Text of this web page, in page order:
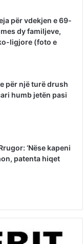
për vdekjen e 69-
dy familjeve,
ligjore (foto e
për një turë drush
humb jetën pasi
‘Nëse kapeni
patenta hiqet